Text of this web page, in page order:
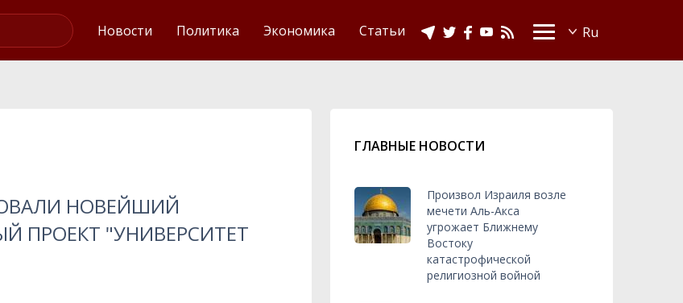
Новости Политика Экономика Статьи
НОВЕЙШИЙ
ПРОЕКТ "УНИВЕРСИТЕТ
ГЛАВНЫЕ НОВОСТИ
Произвол Израиля возле
мечети Аль-Акса
угрожает Ближнему
Востоку
катастрофической
религиозной войной